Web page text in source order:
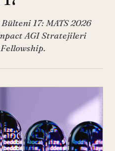
17: MATS 2026
AGI Stratejileri